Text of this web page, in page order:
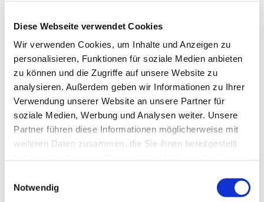
Diese Webseite verwendet Cookies
Wir verwenden Cookies, um Inhalte und Anzeigen zu
personalisieren, Funktionen für soziale Medien anbieten
zu können und die Zugriffe auf unsere Website zu
analysieren. Außerdem geben wir Informationen zu Ihrer
Verwendung unserer Website an unsere Partner für
soziale Medien, Werbung und Analysen weiter. Unsere
Partner führen diese Informationen möglicherweise mit
weiteren Daten zusammen, die Sie ihnen bereitgestellt
Notwendig